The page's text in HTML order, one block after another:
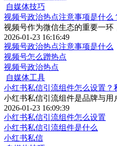
自媒体技巧
视频号政治热点注意事项是什么
视频号作为微信生态的重要一环
2026-01-23 16:16:49
视频号政治热点注意事项是什么
视频号怎么蹭热点
视频号政治热点
自媒体工具
小红书私信引流组件怎么设置？
小红书私信引流组件是品牌与用
2026-01-23 16:09:39
小红书私信引流组件怎么设置
小红书私信引流组件是什么
小红书私信